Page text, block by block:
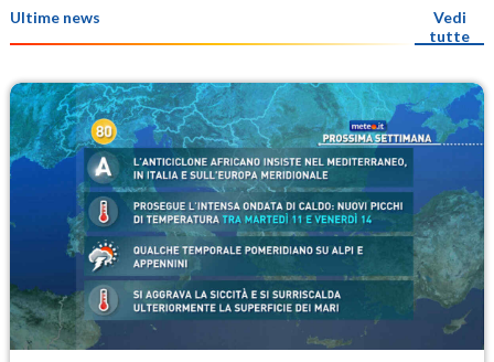
Ultime news
Vedi
tutte